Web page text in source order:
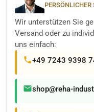
PERSÖNLICHER
Wir unterstützen Sie
Versand oder zu
uns einfach:
+49 7243 9398
shop@reha-